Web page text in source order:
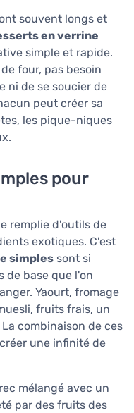
souvent longs et
en verrine
simple et rapide.
four, pas besoin
ni de se soucier de
peut créer sa
les pique-niques
pour
remplie d'outils de
exotiques. C'est
simples sont si
de base que l'on
Yaourt, fromage
fruits frais, un
La combinaison de ces
une infinité de
mélangé avec un
par des fruits des